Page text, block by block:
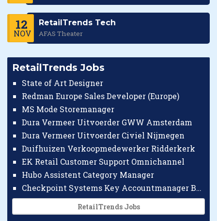
12
NOV
RetailTrends Tech
AFAS Theater
RetailTrends Jobs
State of Art Designer
Redman Europe Sales Developer (Europe)
MS Mode Storemanager
Dura Vermeer Uitvoerder GWW Amsterdam
Dura Vermeer Uitvoerder Civiel Nijmegen
Duifhuizen Verkoopmedewerker Ridderkerk
EK Retail Customer Support Omnichannel
Hubo Assistent Category Manager
Checkpoint Systems Key Accountmanager Benelux
RetailTrends Jobs